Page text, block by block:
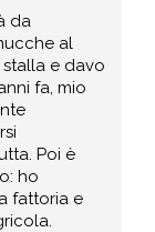
da
al
e davo
fa, mio
Poi è
ho
fattoria e